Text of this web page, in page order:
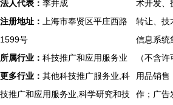
法人代表： 李井成
注册地址：
上海市奉贤区平庄西路
1599号
所属行业： 科技推广和应用服务业
更多行业： 其他科技推广服务业,科
技推广和应用服务业,科学研究和技
术开发、
转让、技
信息系统
（不含
用品销售
作；广告